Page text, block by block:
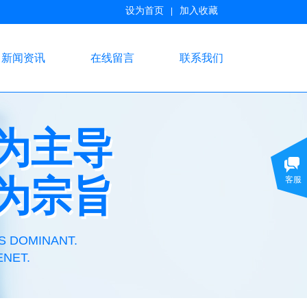
设为首页 加入收藏
新闻资讯 在线留言 联系我们
主导
宗旨
主导
宗旨
DOMINANT.
客服